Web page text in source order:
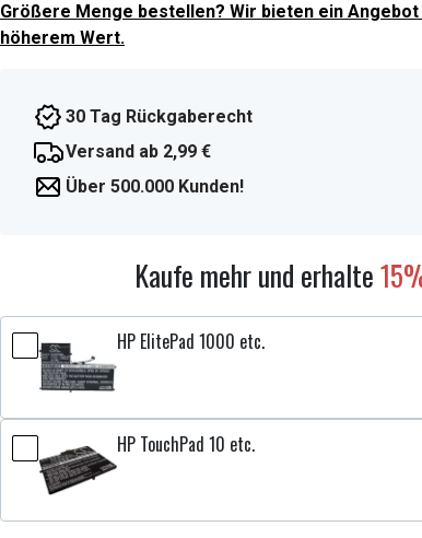
Größere Menge bestellen? Wir bieten ein
höherem Wert.
30 Tag Rückgaberecht
Versand ab 2,99 €
Über 500.000 Kunden!
Kaufe mehr und erhalte
HP ElitePad 1000 etc.
HP TouchPad 10 etc.